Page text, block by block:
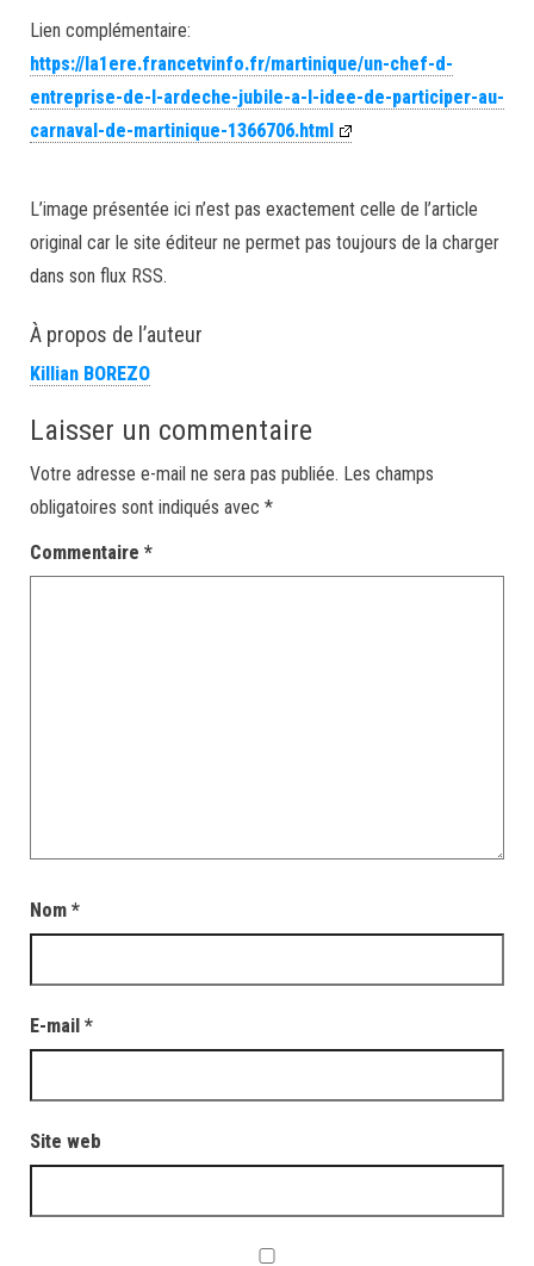
Lien complémentaire:
https://la1ere.francetvinfo.fr/martinique/un-chef-d-
entreprise-de-l-ardeche-jubile-a-l-idee-de-participer-au-
carnaval-de-martinique-1366706.html
L’image présentée ici n’est pas exactement celle de l’article
original car le site éditeur ne permet pas toujours de la charger
dans son flux RSS.
À propos de l’auteur
Killian BOREZO
Laisser un commentaire
Votre adresse e-mail ne sera pas publiée. Les champs
obligatoires sont indiqués avec *
Commentaire *
Nom *
E-mail *
Site web